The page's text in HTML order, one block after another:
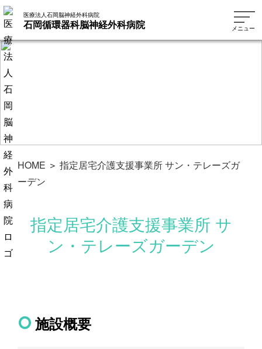
医療法人石岡脳神経外科病院
石岡循環器科脳神経外科病院 メニュー
HOME ＞ 指定居宅介護支援事業所 サン・テレーズガ
ーデン
指定居宅介護支援事業所 サ
ン・テレーズガーデン
施設概要